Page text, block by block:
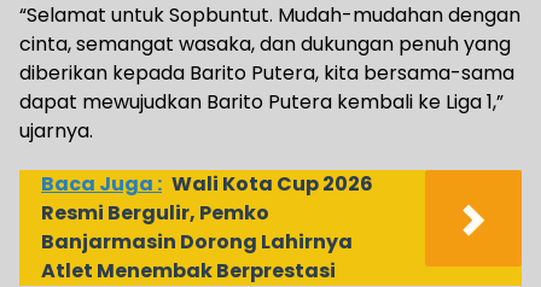
“Selamat untuk Sopbuntut. Mudah-mudahan dengan
cinta, semangat wasaka, dan dukungan penuh yang
diberikan kepada Barito Putera, kita bersama-sama
dapat mewujudkan Barito Putera kembali ke Liga 1,”
ujarnya.
Baca Juga : Wali Kota Cup 2026
Resmi Bergulir, Pemko
Banjarmasin Dorong Lahirnya
Atlet Menembak Berprestasi